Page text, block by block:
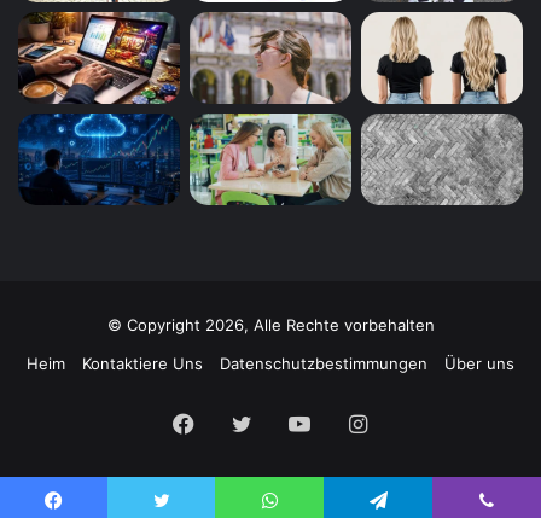
© Copyright 2026, Alle Rechte vorbehalten
Heim
Kontaktiere Uns Datenschutzbestimmungen Über uns
Facebook
Twitter YouTubeInstagram